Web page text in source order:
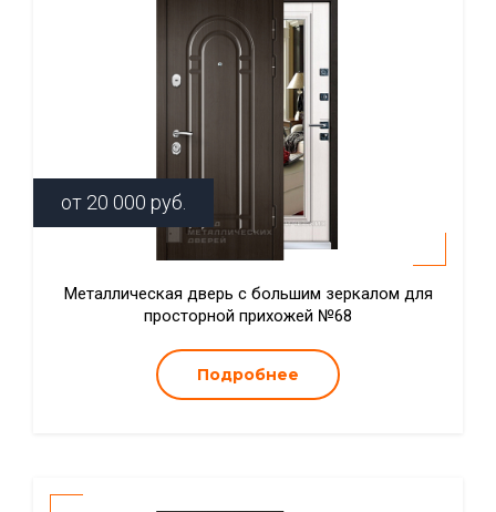
от 20 000 руб.
Металлическая дверь с большим зеркалом для
просторной прихожей №68
Подробнее